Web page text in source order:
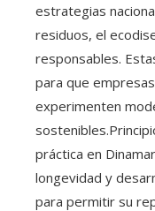
estrategias
residuos, el
responsables.
para que
experimenten
práctica en
longevidad y
para permitir su